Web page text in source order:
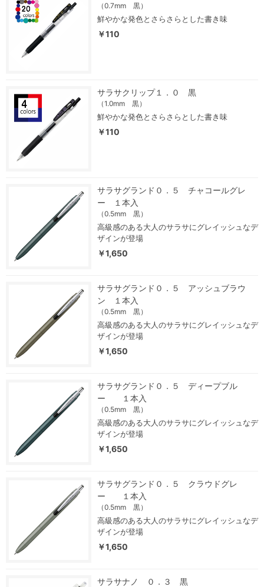
（0.7mm 黒）
鮮やかな発色とさらさらとした書き味
￥110
サラサクリップ１．０ 黒
（1.0mm 黒）
鮮やかな発色とさらさらとした書き味
￥110
サラサグランド０．５ チャコールグレ
ー １本入
（0.5mm 黒）
高級感のある大人のサラサにグレイッシュなデ
ザインが登場
￥1,650
サラサグランド０．５ アッシュブラウ
ン １本入
（0.5mm 黒）
高級感のある大人のサラサにグレイッシュなデ
ザインが登場
￥1,650
サラサグランド０．５ ディープブル
ー １本入
（0.5mm 黒）
高級感のある大人のサラサにグレイッシュなデ
ザインが登場
￥1,650
サラサグランド０．５ クラウドグレ
ー １本入
（0.5mm 黒）
高級感のある大人のサラサにグレイッシュなデ
ザインが登場
￥1,650
サラサナノ ０．３ 黒